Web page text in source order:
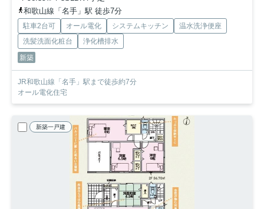
和歌山線「名手」駅 徒歩7分
駐車2台可 オール電化 システムキッチン
温水洗浄便座
洗髪洗面化粧台
浄化槽排水
新築
JR和歌山線「名手」駅まで徒歩約7分
オール電化住宅
新築一戸建